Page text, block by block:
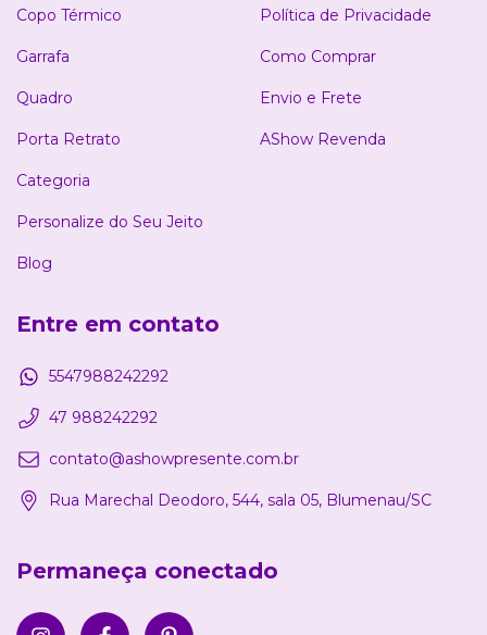
Copo Térmico
Garrafa
Quadro
Porta Retrato
Categoria
Personalize do Seu Jeito
Blog
Política de Privacidade
Como Comprar
Envio e Frete
AShow Revenda
Entre em contato
5547988242292
47 988242292
contato@ashowpresente.com.br
Rua Marechal Deodoro, 544, sala 05, Blumenau/SC
Permaneça conectado